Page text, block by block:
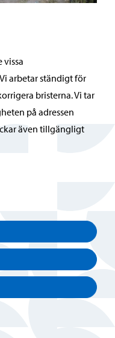
vissa
arbetar ständigt för
bristerna. Vi tar
på adressen
även tillgängligt